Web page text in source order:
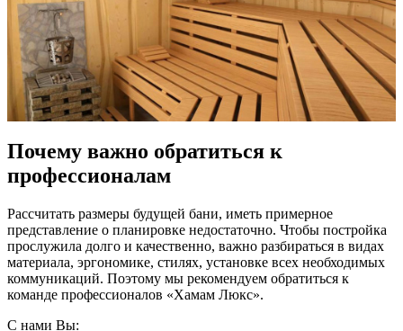
Почему важно обратиться к
профессионалам
Рассчитать размеры будущей бани, иметь примерное
представление о планировке недостаточно. Чтобы постройка
прослужила долго и качественно, важно разбираться в видах
материала, эргономике, стилях, установке всех необходимых
коммуникаций. Поэтому мы рекомендуем обратиться к
команде профессионалов «Хамам Люкс».
С нами Вы: